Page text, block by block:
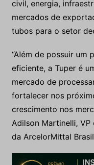
civil, energia,
mercados de
tubos para o setor
“Além de possuir um
eficiente, a Tuper é
mercado de
fortalecer nos
crescimento nos
Adilson Martinelli,
da ArcelorMittal